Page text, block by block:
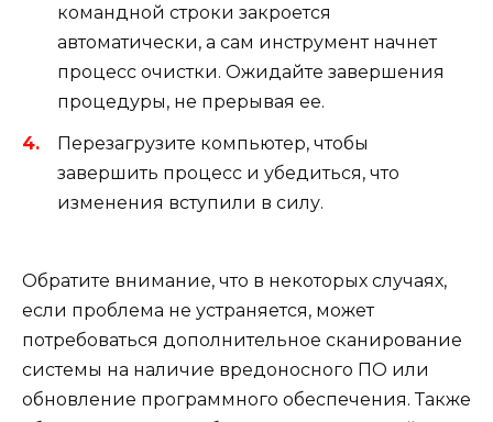
командной строки закроется
автоматически, а сам инструмент начнет
процесс очистки. Ожидайте завершения
процедуры, не прерывая ее.
Перезагрузите компьютер, чтобы
завершить процесс и убедиться, что
изменения вступили в силу.
Обратите внимание, что в некоторых случаях,
если проблема не устраняется, может
потребоваться дополнительное сканирование
системы на наличие вредоносного ПО или
обновление программного обеспечения. Также